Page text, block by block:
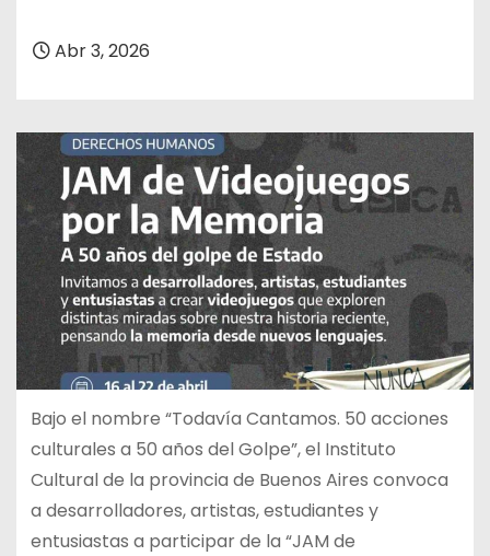
Abr 3, 2026
Bajo el nombre “Todavía Cantamos. 50 acciones
culturales a 50 años del Golpe”, el Instituto
Cultural de la provincia de Buenos Aires convoca
a desarrolladores, artistas, estudiantes y
entusiastas a participar de la “JAM de